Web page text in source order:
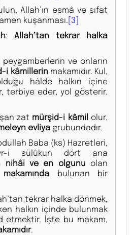
Allah’ın esmâ ve sıfat
kuşanması.[3]
: Allah’tan tekrar halka
ve onların
i kâmillerin makamıdır. Kul,
hâlde halkın içine
terbiye eder, yol gösterir.
zat mürşid-i kâmilolur.
evliya grubundadır.
Baba (ks) Hazretleri,
i sülûkun dört ana
nihâi ve en olgunu olan
bulunan bir
tekrar halka dönmek,
halkın içinde bulunmak
etmektir. İşte bu makam,
.